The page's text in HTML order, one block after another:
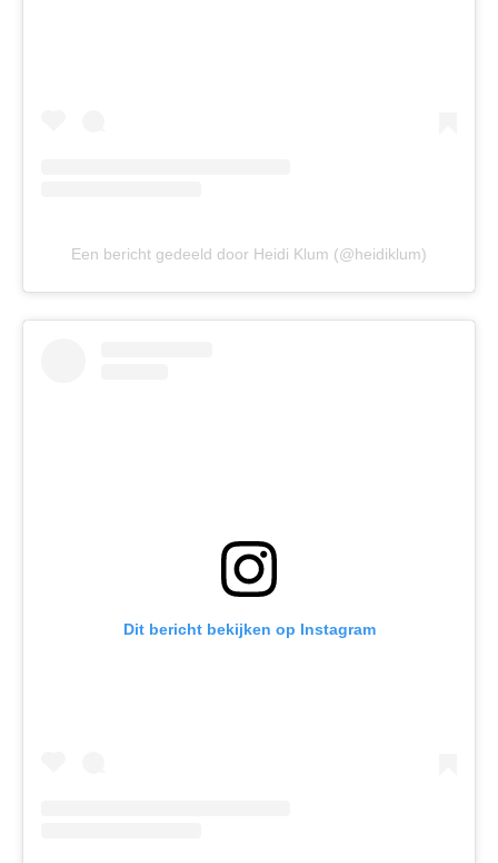
Een bericht gedeeld door Heidi Klum (@heidiklum)
Dit bericht bekijken op Instagram